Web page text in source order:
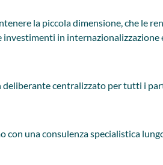
la piccola dimensione, che le
in internazionalizzazione
centralizzato per tutti i
una consulenza specialistica